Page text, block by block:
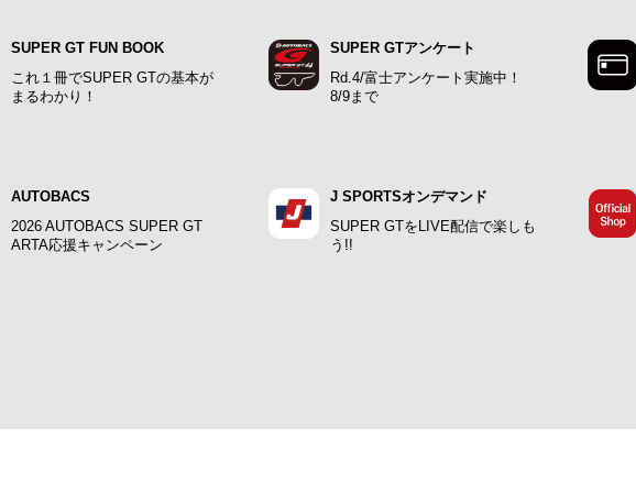
SUPER GT FUN BOOK
これ１冊でSUPER GTの基本が
まるわかり！
SUPER GTアンケート
Rd.4/富士アンケート実施中！
8/9まで
AUTOBACS
2026 AUTOBACS SUPER GT
ARTA応援キャンペーン
J SPORTSオンデマンド
SUPER GTをLIVE配信で楽しも
う!!